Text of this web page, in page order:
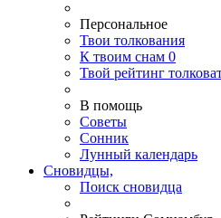
Персональное
Твои толкования
К твоим снам 0
Твой рейтинг
В помощь
Советы
Сонник
Лунный календарь
Сновидцы,
Поиск сновидца